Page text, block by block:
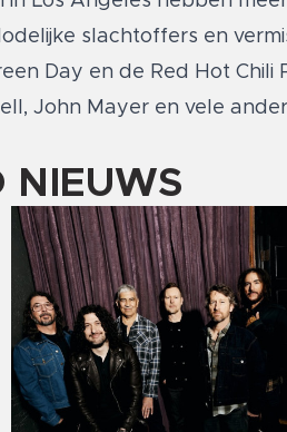
slachtoffers en
Day en de Red Hot
John Mayer en vele
NIEUWS